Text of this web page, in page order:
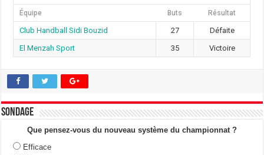
Équipe Buts Résultat
Club Handball Sidi Bouzid 27
Défaite
El Menzah Sport
35 Victoire
Sondage
Que pensez-vous du nouveau système du championnat ?
Efficace